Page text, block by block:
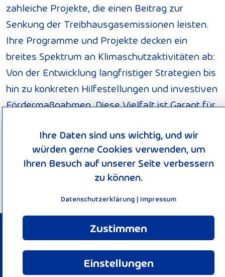
zahleiche Projekte, die einen Beitrag zur
Senkung der Treibhausgasemissionen leisten.
Ihre Programme und Projekte decken ein
breites Spektrum an Klimaschutzaktivitäten ab:
Von der Entwicklung langfristiger Strategien bis
hin zu konkreten Hilfestellungen und investiven
Fördermaßnahmen. Diese Vielfalt ist Garant für
trägt zu einer Verankerung des Klimaschutzes
vor Ort bei. Von ihr profitieren Verbraucherinnen
und Verbraucher ebenso wie Unternehmen,
Kommunen oder Bildungseinrichtungen.
© 2026 KEEN-Verbund
Datenschutzerklärung
Ihre Daten sind uns wichtig, und wir
würden gerne Cookies verwenden, um
Ihren Besuch auf unserer Seite verbessern
zu können.
Datenschutzerklärung | Impressum
Zustimmen
Einstellungen